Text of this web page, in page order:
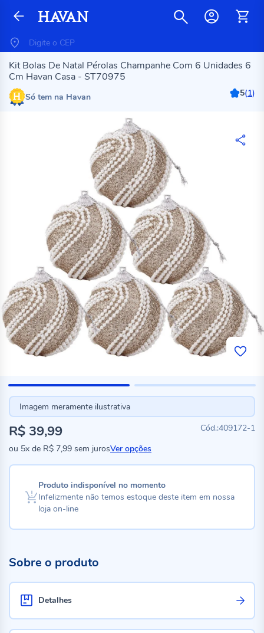
Kit Bolas De Natal Pérolas Champanhe Com 6 Unidades 6
Cm Havan Casa - ST70975
Só tem na Havan 5(1)
Imagem meramente ilustrativa
409172-1
R$ 39,99
ou 5x de R$ 7,99 sem jurosVer opções
Produto indisponível no momento
Infelizmente não temos estoque deste item em nossa
loja on-line
Sobre o produto
Detalhes